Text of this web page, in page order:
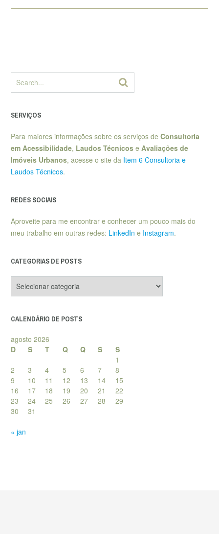
SERVIÇOS
Para maiores informações sobre os serviços de Consultoria
em Acessibilidade, Laudos Técnicos e Avaliações de
Imóveis Urbanos, acesse o site da Item 6 Consultoria e
Laudos Técnicos.
REDES SOCIAIS
Aproveite para me encontrar e conhecer um pouco mais do
meu trabalho em outras redes: LinkedIn e Instagram.
CATEGORIAS DE POSTS
de
CALENDÁRIO DE POSTS
agosto 2026
D
S T Q Q S
S
1
2
3 4 5 6 7
8
9
10 11 12 13 14
15
16
17 18 19 20 21
22
23
24 25 26 27 28
29
30
31
« jan